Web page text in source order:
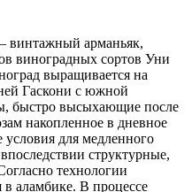
винтажный арманьяк,
виноградных сортов Уни
выращивается на
Гаскони с южной
быстро высыхающие после
накопленное в дневное
условия для медленного
структурные,
технологии
в аламбике. В процессе